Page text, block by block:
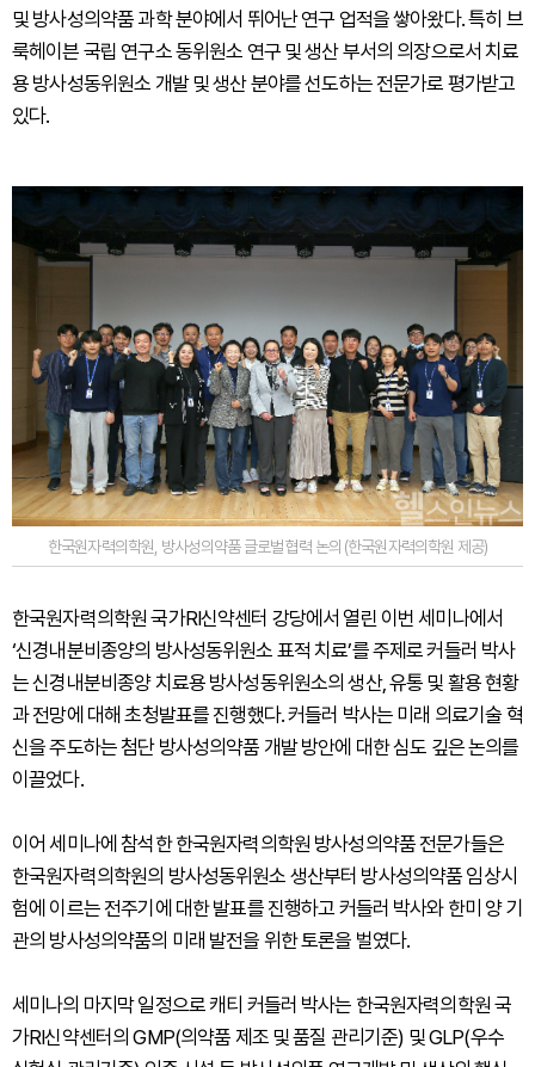
및 방사성의약품 과학 분야에서 뛰어난 연구 업적을 쌓아왔다. 특히 브
룩헤이븐 국립 연구소 동위원소 연구 및 생산 부서의 의장으로서 치료
용 방사성동위원소 개발 및 생산 분야를 선도하는 전문가로 평가받고
있다.
한국원자력의학원, 방사성의약품 글로벌 협력 논의 (한국원자력의학원 제공)
한국원자력의학원 국가RI신약센터 강당에서 열린 이번 세미나에서
‘신경내분비종양의 방사성동위원소 표적 치료’를 주제로 커들러 박사
는 신경내분비종양 치료용 방사성동위원소의 생산, 유통 및 활용 현황
과 전망에 대해 초청발표를 진행했다. 커들러 박사는 미래 의료기술 혁
신을 주도하는 첨단 방사성의약품 개발 방안에 대한 심도 깊은 논의를
이끌었다.
이어 세미나에 참석한 한국원자력의학원 방사성의약품 전문가들은
한국원자력의학원의 방사성동위원소 생산부터 방사성의약품 임상시
험에 이르는 전주기에 대한 발표를 진행하고 커들러 박사와 한미 양 기
관의 방사성의약품의 미래 발전을 위한 토론을 벌였다.
세미나의 마지막 일정으로 캐티 커들러 박사는 한국원자력의학원 국
가RI신약센터의 GMP(의약품 제조 및 품질 관리기준) 및 GLP(우수